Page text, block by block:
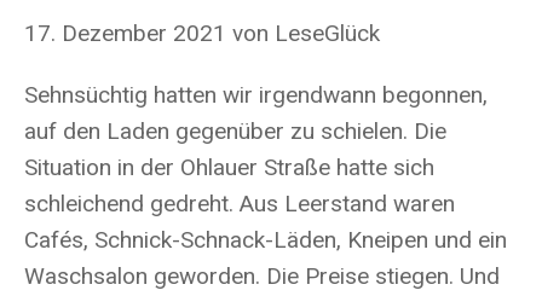
17. Dezember 2021 von LeseGlück
Sehnsüchtig hatten wir irgendwann begonnen,
auf den Laden gegenüber zu schielen. Die
Situation in der Ohlauer Straße hatte sich
schleichend gedreht. Aus Leerstand waren
Cafés, Schnick-Schnack-Läden, Kneipen und ein
Waschsalon geworden. Die Preise stiegen. Und